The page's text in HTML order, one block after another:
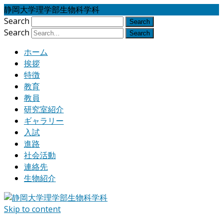
静岡大学理学部生物科学科
Search
Search
ホーム
挨拶
特徴
教育
教員
研究室紹介
ギャラリー
入試
進路
社会活動
連絡先
生物紹介
Skip to content